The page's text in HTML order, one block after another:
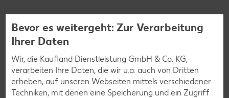
Spargel-Rezepte
Fleisch-Rezepte
Fisch-Rezepte
Geflügel-Rezepte
Bevor es weitergeht: Zur Verarbeitung
Ihrer Daten
Wir, die Kaufland Dienstleistung GmbH & Co. KG,
verarbeiten Ihre Daten, die wir u.a. auch von Dritten
erheben, auf unseren Webseiten mittels verschiedener
Techniken, mit denen eine Speicherung und ein Zugriff